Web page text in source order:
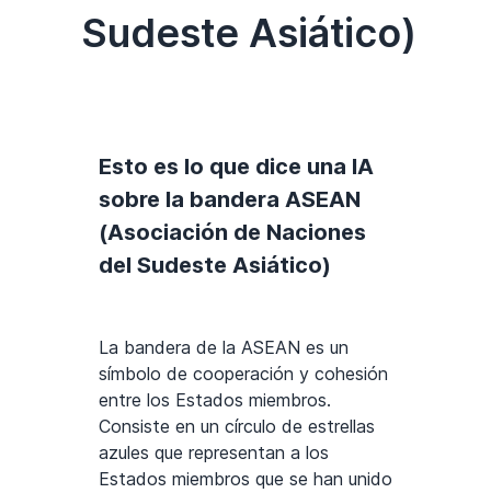
Sudeste Asiático)
Esto es lo que dice una IA
sobre la bandera ASEAN
(Asociación de Naciones
del Sudeste Asiático)
La bandera de la ASEAN es un
símbolo de cooperación y cohesión
entre los Estados miembros.
Consiste en un círculo de estrellas
azules que representan a los
Estados miembros que se han unido